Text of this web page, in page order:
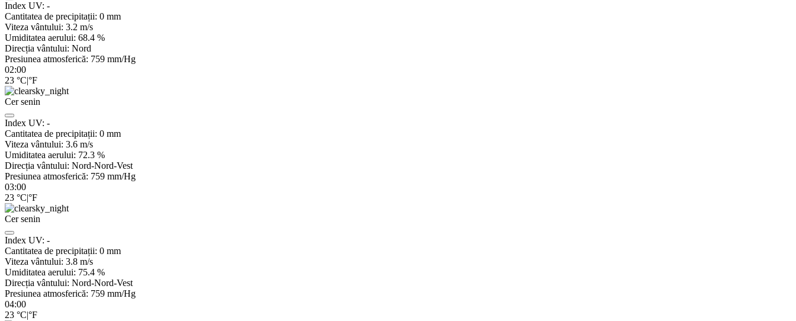
Index UV: -
Cantitatea de precipitații: 0 mm
Viteza vântului: 3.2 m/s
Umiditatea aerului: 68.4 %
Direcția vântului: Nord
Presiunea atmosferică: 759 mm/Hg
02:00
23 °C|°F
Cer senin
Index UV: -
Cantitatea de precipitații: 0 mm
Viteza vântului: 3.6 m/s
Umiditatea aerului: 72.3 %
Direcția vântului: Nord-Nord-Vest
Presiunea atmosferică: 759 mm/Hg
03:00
23 °C|°F
Cer senin
Index UV: -
Cantitatea de precipitații: 0 mm
Viteza vântului: 3.8 m/s
Umiditatea aerului: 75.4 %
Direcția vântului: Nord-Nord-Vest
Presiunea atmosferică: 759 mm/Hg
04:00
23 °C|°F